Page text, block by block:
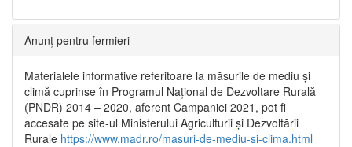
Anunț pentru fermieri
Materialele informative referitoare la măsurile de mediu și
climă cuprinse în Programul Național de Dezvoltare Rurală
(PNDR) 2014 – 2020, aferent Campaniei 2021, pot fi
accesate pe site-ul Ministerului Agriculturii și Dezvoltării
Rurale https://www.madr.ro/masuri-de-mediu-si-clima.html